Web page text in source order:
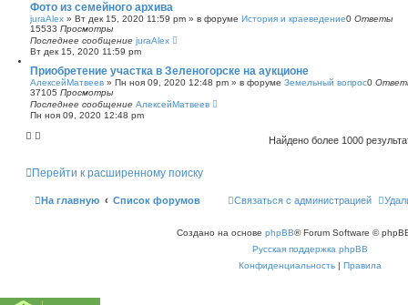
Фото из семейного архива
juraAlex » Вт дек 15, 2020 11:59 pm » в форуме История и краеведение0 Ответы
15533 Просмотры
Последнее сообщение juraAlex
Вт дек 15, 2020 11:59 pm
Приобретение участка в Зеленогорске на аукционе
АлексейМатвеев » Пн ноя 09, 2020 12:48 pm » в форуме Земельный вопрос0
37105 Просмотры
Последнее сообщение АлексейМатвеев
Пн ноя 09, 2020 12:48 pm
Найдено более 1000
Перейти к расширенному поиску
На главную Список форумов Связаться с администрацией
Создано на основе phpBB® Forum Software ©
Русская поддержка phpBB
Конфиденциальность | Правила